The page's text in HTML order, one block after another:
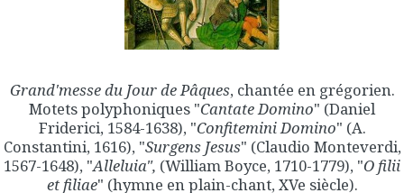
Grand'messe du Jour de Pâques, chantée en grégorien.
Motets polyphoniques "Cantate Domino" (Daniel
Friderici, 1584-1638), "Confitemini Domino" (A.
Constantini, 1616), "Surgens Jesus" (Claudio Monteverdi,
1567-1648), "Alleluia", (William Boyce, 1710-1779), "O filii
etfiliae" (hymne en plain-chant, XVe siècle).